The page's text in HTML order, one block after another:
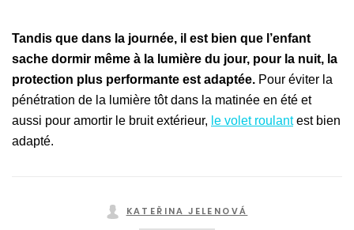
Tandis que dans la journée, il est bien que l’enfant
sache dormir même à la lumière du jour, pour la nuit, la
protection plus performante est adaptée. Pour éviter la
pénétration de la lumière tôt dans la matinée en été et
aussi pour amortir le bruit extérieur, le volet roulantest bien
adapté.
KATEŘINA JELENOVÁ